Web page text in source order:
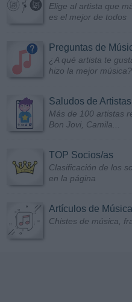
Elige al artista que
es el mejor de todos
Preguntas de
¿A qué artista te
hizo la mejor
Saludos de Artistas
Más de 100 artistas
Bon Jovi, Camila...
TOP Socios/as
Clasificación de los
en la página
Artículos de Música
Chistes de música,